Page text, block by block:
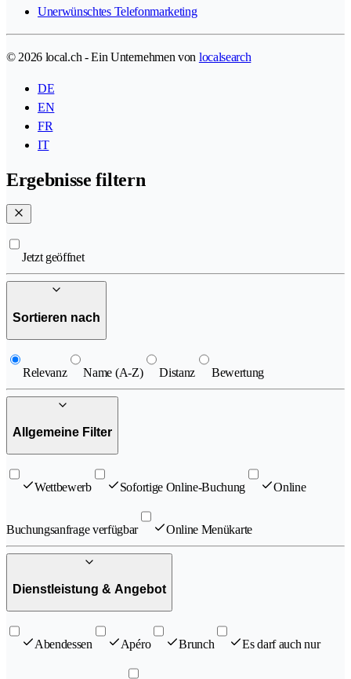
Unerwünschtes Telefonmarketing
© 2026 local.ch - Ein Unternehmen von localsearch
DE
EN
FR
IT
Ergebnisse filtern
Jetzt geöffnet
Sortieren nach
Relevanz Name (A-Z) Distanz Bewertung
Allgemeine Filter
Wettbewerb Sofortige Online-Buchung Online
Buchungsanfrage verfügbar Online Menükarte
Dienstleistung & Angebot
Abendessen Apéro Brunch Es darf auch nur